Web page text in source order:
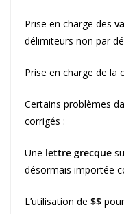
Prise en charge des
délimiteurs non par
Prise en charge de la
Certains problèmes
corrigés :
Une lettre grecque
désormais importée
L’utilisation de $$